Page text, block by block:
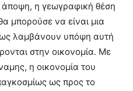
η γεωγραφική θέση
μπορούσε να είναι μια
λαμβάνουν υπόψη αυτή
στην οικονομία. Με
η οικονομία του
ως προς το